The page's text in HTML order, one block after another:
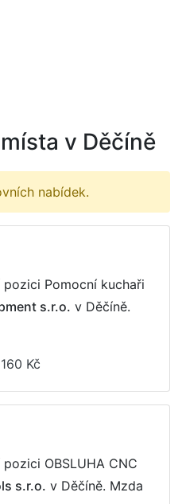
v Děčíně
nabídek.
Pomocní kuchaři
s.r.o. v Děčíně.
Kč
OBSLUHA CNC
s.r.o. v Děčíně. Mzda